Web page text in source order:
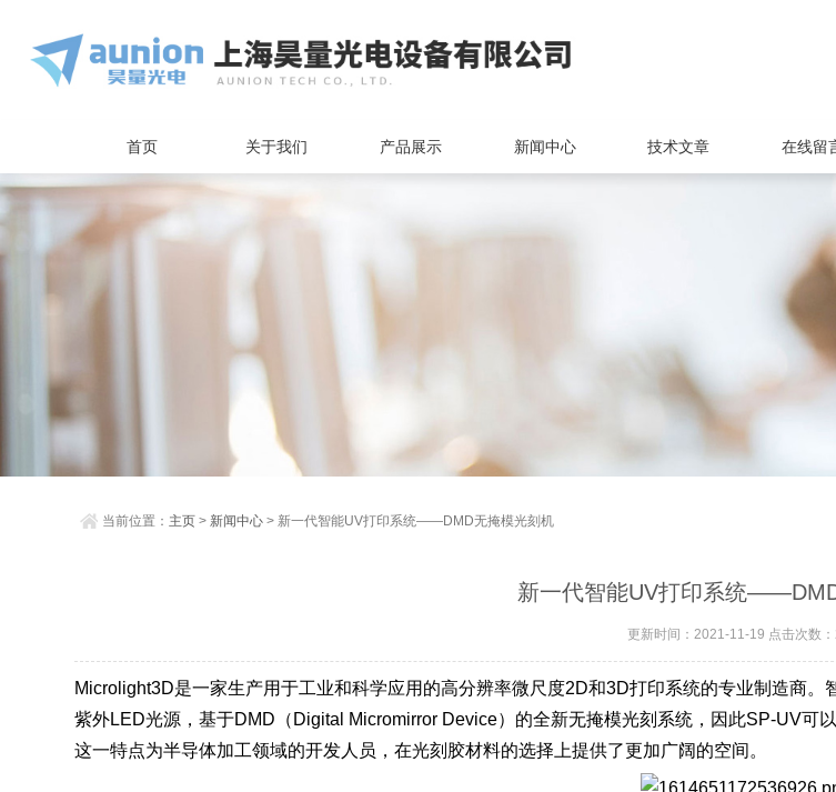
首页 关于我们 产品展示 新闻中心 技术文章 在线留
当前位置： 主页 > 新闻中心 > 新一代智能UV打印系统——DMD无掩模光刻机
新一代智能UV打印系统
更新时间：2021-11-19 点击次数
Microlight3D是一家生产用于工业和科学应用的高分辨率微尺度2D和3D打印系统的专业制造商
紫外LED光源，基于DMD（Digital Micromirror Device）的全新无掩模光刻系统，因此SP-UV可
这一特点为半导体加工领域的开发人员，在光刻胶材料的选择上提供了更加广阔的空间。